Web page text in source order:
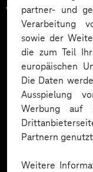
partner- und
Verarbeitung
sowie der
die zum Teil
europäischen
Die Daten
Ausspielung
Werbung auf
Partnern
Weitere
vertrauen